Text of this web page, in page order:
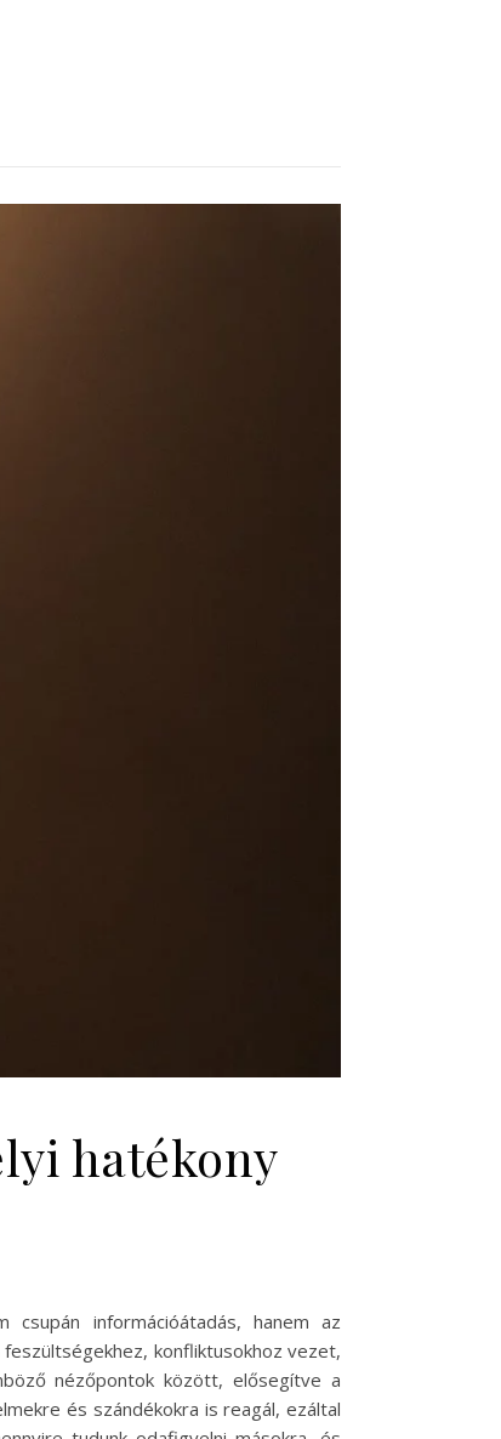
hatékony
csupán információátadás, hanem az
konfliktusokhoz vezet,
nézőpontok között, elősegítve a
és szándékokra is reagál, ezáltal